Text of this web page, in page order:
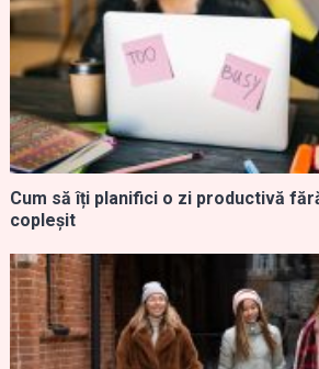
Cum să îți planifici o zi productivă
copleșit